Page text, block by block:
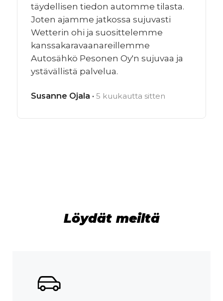
täydellisen tiedon automme tilasta.
Joten ajamme jatkossa sujuvasti
Wetterin ohi ja suosittelemme
kanssakaravaanareillemme
Autosähkö Pesonen Oy'n sujuvaa ja
ystävällistä palvelua.
Susanne Ojala · 5 kuukautta sitten
Löydät meiltä